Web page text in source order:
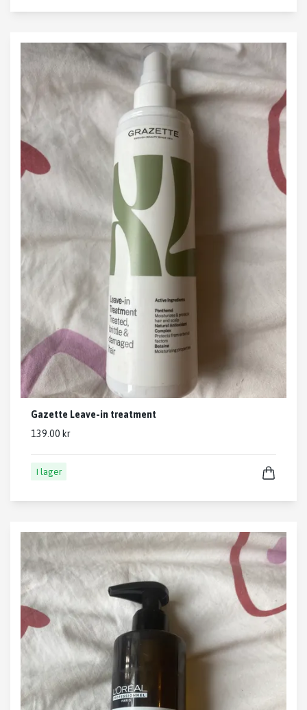
Gazette Leave-in treatment
139.00 kr
I lager